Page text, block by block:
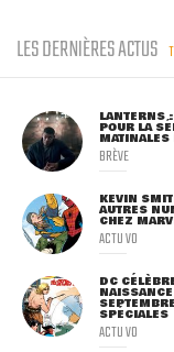
LES DERNIÈRES ACTUS
LANTERNS
POUR LA
MATINALES
BRÈVE
KEVIN
AUTRES
CHEZ
ACTU VO
DC
SPÉCIALES
ACTU VO